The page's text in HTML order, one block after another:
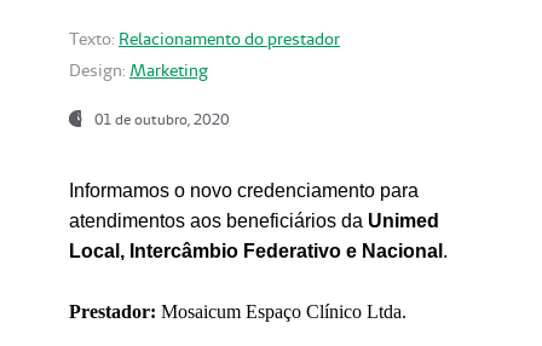
Texto: Relacionamento do prestador
Design: Marketing
01 de outubro, 2020
Informamos o novo credenciamento para
atendimentos aos beneficiários da Unimed
Local, Intercâmbio Federativo e Nacional .
Prestador: Mosaicum Espaço Clínico Ltda.